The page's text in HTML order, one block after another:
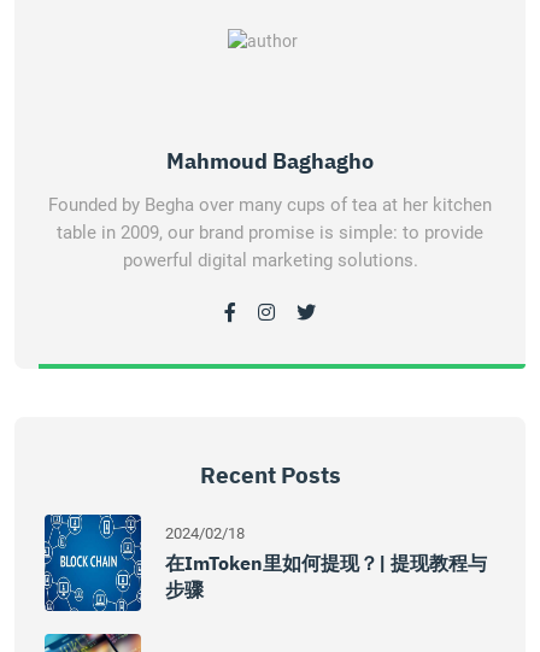
Mahmoud Baghagho
Founded by Begha over many cups of tea at her kitchen
table in 2009, our brand promise is simple: to provide
powerful digital marketing solutions.
Recent Posts
2024/02/18
在imToken里如何提现？| 提现教程与
步骤